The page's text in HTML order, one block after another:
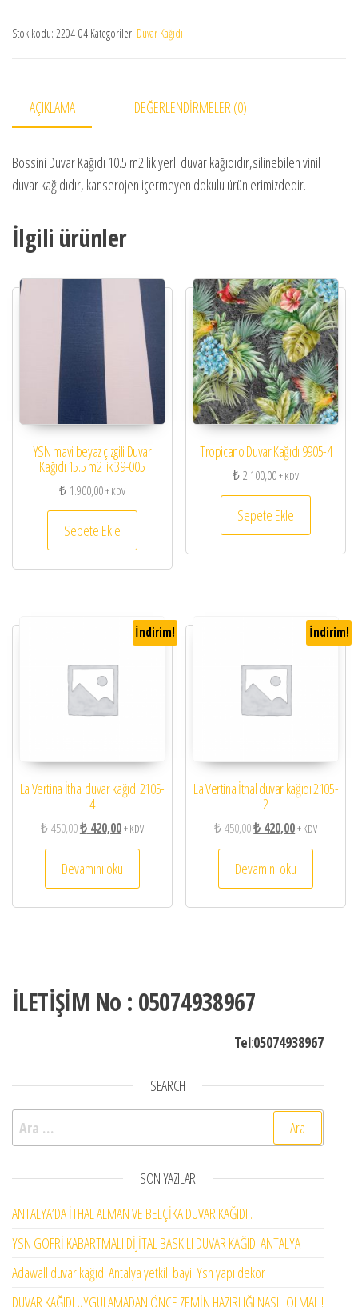
Stok kodu: 2204-04 Kategoriler: Duvar Kağıdı
AÇIKLAMA DEĞERLENDIRMELER (0)
Bossini Duvar Kağıdı 10.5 m2 lik yerli duvar kağıdıdır,silinebilen vinil
duvar kağıdıdır, kanserojen içermeyen dokulu ürünlerimizdedir.
İlgili ürünler
YSN mavi beyaz çizgili Duvar
Kağıdı 15.5 m2 lik 39-005
₺1.900,00+ KDV
Sepete Ekle
Tropicano Duvar Kağıdı 9905-4
₺2.100,00+ KDV
Sepete Ekle
İndirim!
La Vertina İthal duvar kağıdı 2105-
4
₺450,00Orijinal fiyat: ₺ 450,00.
₺420,00Şu andaki fiyat: ₺ 420,00.
+ KDV
Devamını oku
İndirim!
La Vertina İthal duvar kağıdı 2105-
2
₺450,00Orijinal fiyat: ₺ 450,00.
₺ 420,00Şu andaki
+ KDV
Devamını oku
İLETİŞİM No : 05074938967
Tel:05074938967
SEARCH
Arama:
SON YAZILAR
ANTALYA’DA İTHAL ALMAN VE BELÇİKA DUVAR KAĞIDI .
YSN GOFRİ KABARTMALI DİJİTAL BASKILI DUVAR KAĞIDI ANTALYA
Adawall duvar kağıdı Antalya yetkili bayii Ysn yapı dekor
DUVAR KAĞIDI UYGULAMADAN ÖNCE ZEMİN HAZIRLIĞI NASIL OLMALI!